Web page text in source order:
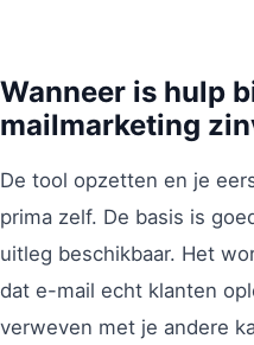
Wanneer is hulp
mailmarketing
De tool opzetten en je
prima zelf. De basis is
uitleg beschikbaar. Het
dat e-mail echt klanten
verweven met je andere